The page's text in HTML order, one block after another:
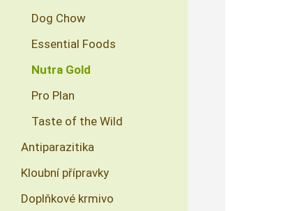
Dog Chow
Essential Foods
Nutra Gold
Pro Plan
Taste of the Wild
Antiparazitika
Kloubní přípravky
Doplňkové krmivo